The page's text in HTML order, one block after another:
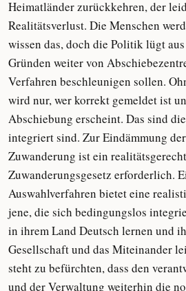
Heimatländer zurückkehren, der
Realitätsverlust. Die Menschen
wissen das, doch die Politik lügt
Gründen weiter von
Verfahren beschleunigen sollen.
wird nur, wer korrekt gemeldet ist
Abschiebung erscheint. Das sind
integriert sind. Zur Eindämmung
Zuwanderung ist ein
Zuwanderungsgesetz erforderlich.
Auswahlverfahren bietet eine
jene, die sich bedingungslos
in ihrem Land Deutsch lernen und
Gesellschaft und das Miteinander
steht zu befürchten, dass den
und der Verwaltung weiterhin die